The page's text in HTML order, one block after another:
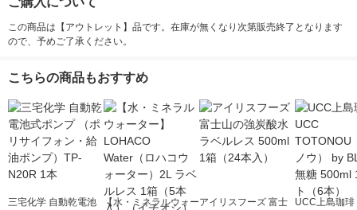
この商品は【アウトレット】品です。在庫が無くなり次第販売終了となります
ので、予めご了承ください。
こちらの商品もおすすめ
三宅化学 自動乾電池
【水・ミネラルウォーアイリスフーズ 富士
UCC上島珈琲